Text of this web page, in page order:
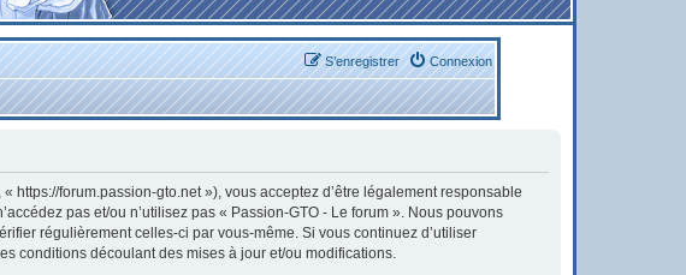
Connexion
S’enregistrer
https://forum.passion-gto.net »), vous acceptez d’être légalement responsable
pas et/ou n’utilisez pas « Passion-GTO - Le forum ». Nous pouvons
régulièrement celles-ci par vous-même. Si vous continuez d’utiliser
conditions découlant des mises à jour et/ou modifications.